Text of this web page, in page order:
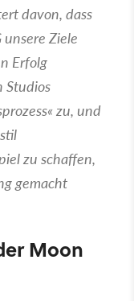
davon, dass
Ziele
Erfolg
Studios
zu, und
zu schaffen,
gemacht
Moon